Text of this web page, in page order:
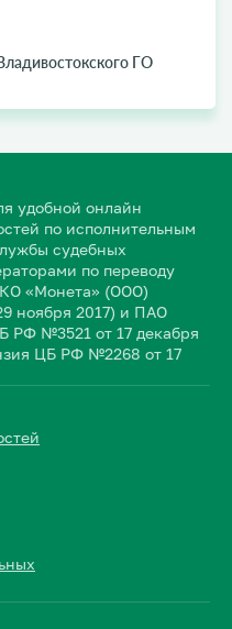
ГО
удобной онлайн
по исполнительным
судебных
по переводу
«Монета» (ООО)
ноября 2017) и ПАО
РФ №3521 от 17 декабря
ЦБ РФ №2268 от 17